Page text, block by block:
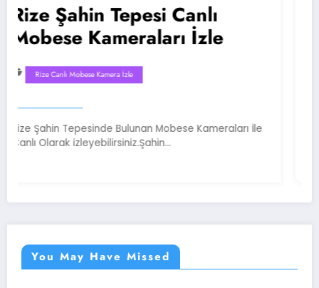
Tepesi Canlı
Kameraları İzle
Kamera İzle
Bulunan Mobese Kameraları İle
Rize Atatürk
You May Have Missed